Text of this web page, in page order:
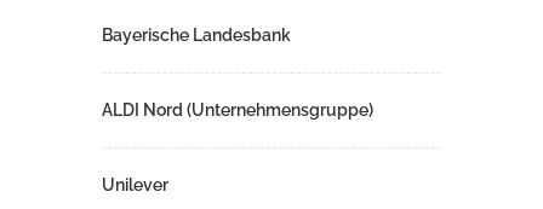
Bayerische Landesbank
ALDI Nord (Unternehmensgruppe)
Unilever